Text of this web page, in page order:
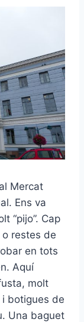
Mercat
Ens va
“pijo”. Cap
restes de
en tots
Aquí
molt
botigues de
Una baguet